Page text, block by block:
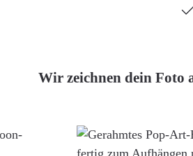
Wir zeichnen dein